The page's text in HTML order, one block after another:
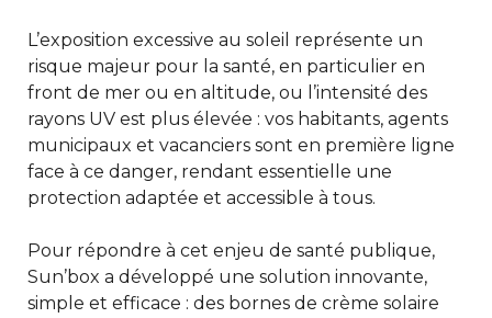
L’exposition excessive au soleil représente un
risque majeur pour la santé, en particulier en
front de mer ou en altitude, ou l’intensité des
rayons UV est plus élevée : vos habitants, agents
municipaux et vacanciers sont en première ligne
face à ce danger, rendant essentielle une
protection adaptée et accessible à tous.
Pour répondre à cet enjeu de santé publique,
Sun’box a développé une solution innovante,
simple et efficace : des bornes de crème solaire